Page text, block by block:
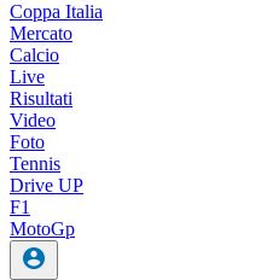
Coppa Italia
Mercato
Calcio
Live
Risultati
Video
Foto
Tennis
Drive UP
F1
MotoGp